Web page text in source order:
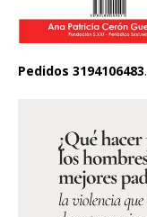
Pedidos 3194106483.